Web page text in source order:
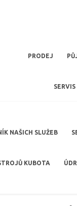
PRODEJ
SERVIS
NAŠICH SLUŽEB
KUBOTA